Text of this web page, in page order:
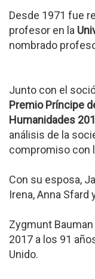
Desde 1971 fue
profesor en la
nombrado
Junto con el
Premio Príncipe
Humanidades
análisis de la
compromiso con
Con su esposa,
Irena, Anna Sfard
Zygmunt
2017 a los 91
Unido.